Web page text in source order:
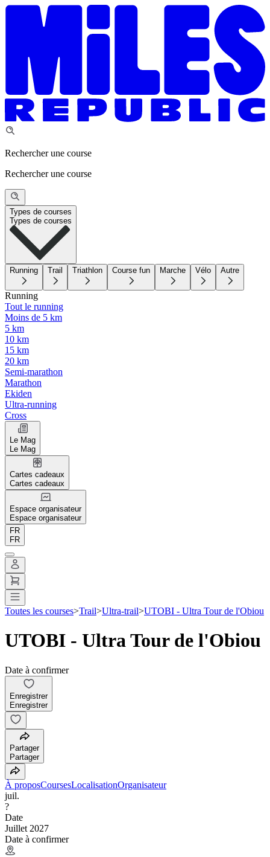
Rechercher une course
Rechercher une course
Types de courses
Types de courses
Running Trail Triathlon Course fun Marche Vélo Autre
Running
Tout le running
Moins de 5 km
5 km
10 km
15 km
20 km
Semi-marathon
Marathon
Ekiden
Ultra-running
Cross
Le Mag
Le Mag
Cartes cadeaux
Cartes cadeaux
Espace organisateur
Espace organisateur
FR
FR
Toutes les courses>Trail>Ultra-trail>UTOBI - Ultra Tour de l'Obiou
UTOBI - Ultra Tour de l'Obiou
Date à confirmer
Enregistrer
Enregistrer
Partager
Partager
À proposCoursesLocalisationOrganisateur
juil.
?
Date
Juillet 2027
Date à confirmer